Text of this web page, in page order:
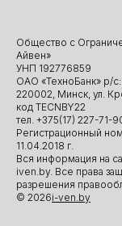
Общество с
Айвен»
УНП 192776859
ОАО «ТехноБанк» р/
220002, Минск, ул.
код TECNBY22
тел. +375(17) 227-71-
Регистрационный
11.04.2018 г.
Вся информация на
iven.by. Все права
разрешения
© 2026i-ven.by